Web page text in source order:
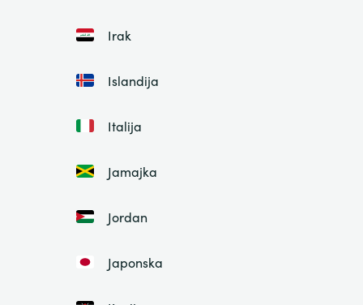
Irak
Islandija
Italija
Jamajka
Jordan
Japonska